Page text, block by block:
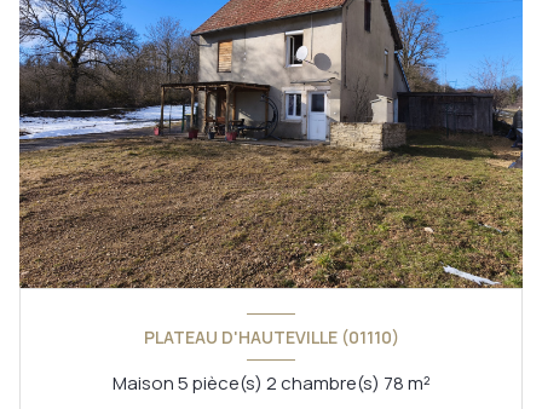
PLATEAU D'HAUTEVILLE (01110)
Maison 5 pièce(s) 2 chambre(s) 78 m²